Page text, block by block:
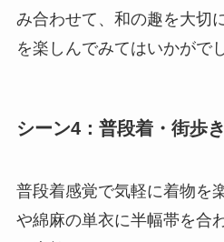
み合わせて、和の趣を大切
を楽しんでみてはいかがで
シーン4：普段着・街歩き
普段着感覚で気軽に着物を
や綿麻の単衣に半幅帯を合